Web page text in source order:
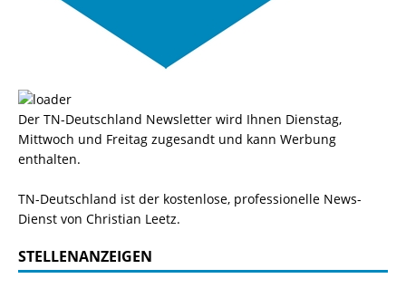
Der TN-Deutschland Newsletter wird Ihnen Dienstag,
Mittwoch und Freitag zugesandt und kann Werbung
enthalten.
TN-Deutschland ist der kostenlose, professionelle News-
Dienst von Christian Leetz.
STELLENANZEIGEN